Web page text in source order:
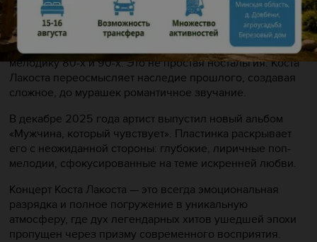
В своем творчестве он совершает виртуозный прыжок
во времени, смело соединяя безбашенную энергию
панка, дерзкие рэп-речитативы и залихватскую поп-
мелодику 80-х и 90-х. Это не простая ностальгия: Коста
Лакоста переосмысляет наследие прошлого, создавая
сложное, до мурашек романтичное звучание.
В декабре 2025 года артист выпустил новый альбом
«Мужчина, который чувствует». Пластинка раскрывает
его с неожиданной стороны: глубокие, лиричные поп-
мелодии, сфокусированные на теме искренней любви.
Концерт Коста Лакоста — это всегда эмоциональная
разрядка и полное погружение в уникальную
атмосферу, где дух легендарных хитов ушедшей эпохи
пропущен через призму современного восприятия.